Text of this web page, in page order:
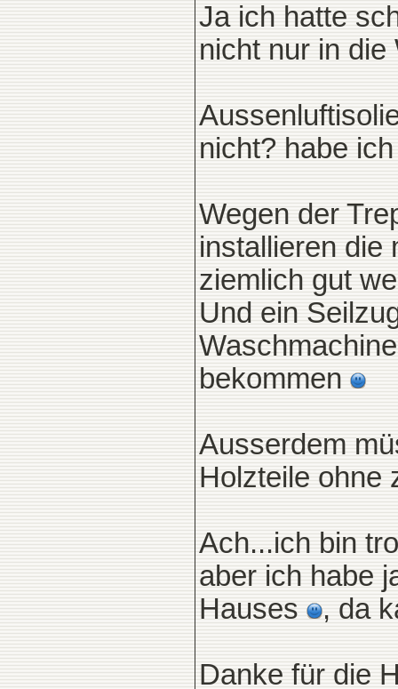
Ja ich hatte
nicht nur in
nicht? habe
Wegen der
installieren die
ziemlich gut
Und ein
bekommen
Ausserdem
Holzteile ohne
Ach...ich bin
aber ich habe
Hauses
, da
Danke für die